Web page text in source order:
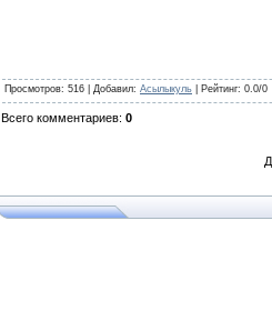
Просмотров: 516 | Добавил: Асылыкуль Рейтинг: 0.0/0
Всего комментариев: 0